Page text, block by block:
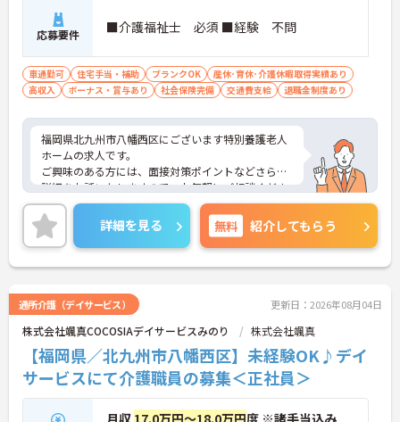
応募要件 ■介護福祉士 必須 ■経験 不問
車通勤可 住宅手当・補助 ブランクOK
産休･育休･介護休暇取得実績あり
高収入
ボーナス・賞与あり 社会保険完備 交通費支給 退職金制度あり
福岡県北九州市八幡西区にございます特別養護老人
ホームの求人です。
ご興味のある方には、面接対策ポイントなどさらに
詳細をお話いたしますので、お気軽にご相談くださ
い。
詳細を見る 無料 紹介してもらう
通所介護（デイサービス） 更新日：2026年08月04日
株式会社颯真COCOSIAデイサービスみのり 株式会社颯真
【福岡県／北九州市八幡西区】未経験OK♪デイ
サービスにて介護職員の募集＜正社員＞